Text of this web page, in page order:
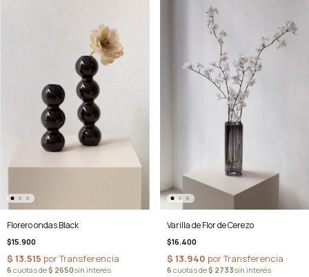
Florero ondas Black
$15.900
Varilla de Flor de Cerezo
$16.400